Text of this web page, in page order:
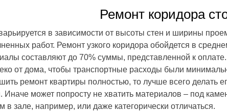
Ремонт коридора
в зависимости от высоты стен и ширины
работ. Ремонт узкого коридора обойдется в
составляют до 70% суммы, представленной к
от дома, чтобы транспортные расходы были
ремонт квартиры полностью, то лучше всего делать
Иначе может попросту не хватить материалов – под
в зале, например, или даже категорически отличаться.